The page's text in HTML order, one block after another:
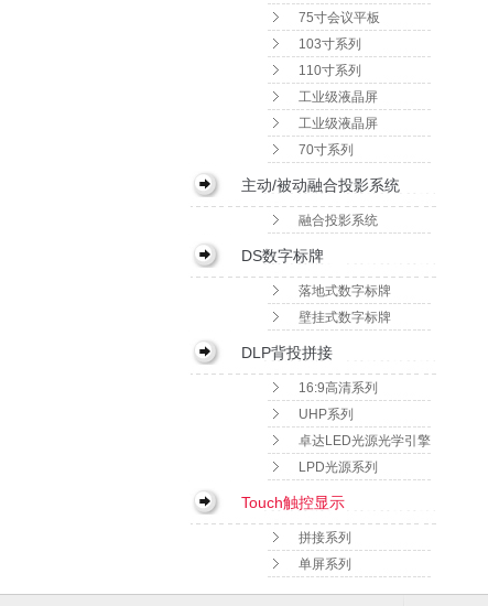
75寸会议平板
103寸系列
110寸系列
工业级液晶屏
工业级液晶屏
70寸系列
主动/被动融合投影系统
融合投影系统
DS数字标牌
落地式数字标牌
壁挂式数字标牌
DLP背投拼接
16:9高清系列
UHP系列
卓达LED光源光学引擎
系统
LPD光源系列
Touch触控显示
拼接系列
单屏系列